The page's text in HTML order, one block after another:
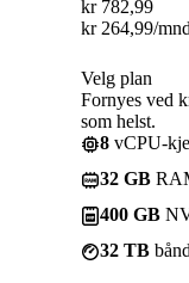
kr 782,99
kr 264,99/mnd
Velg plan
Fornyes ved
som helst.
8 vCPU-
32 GB
400 GB
32 TB